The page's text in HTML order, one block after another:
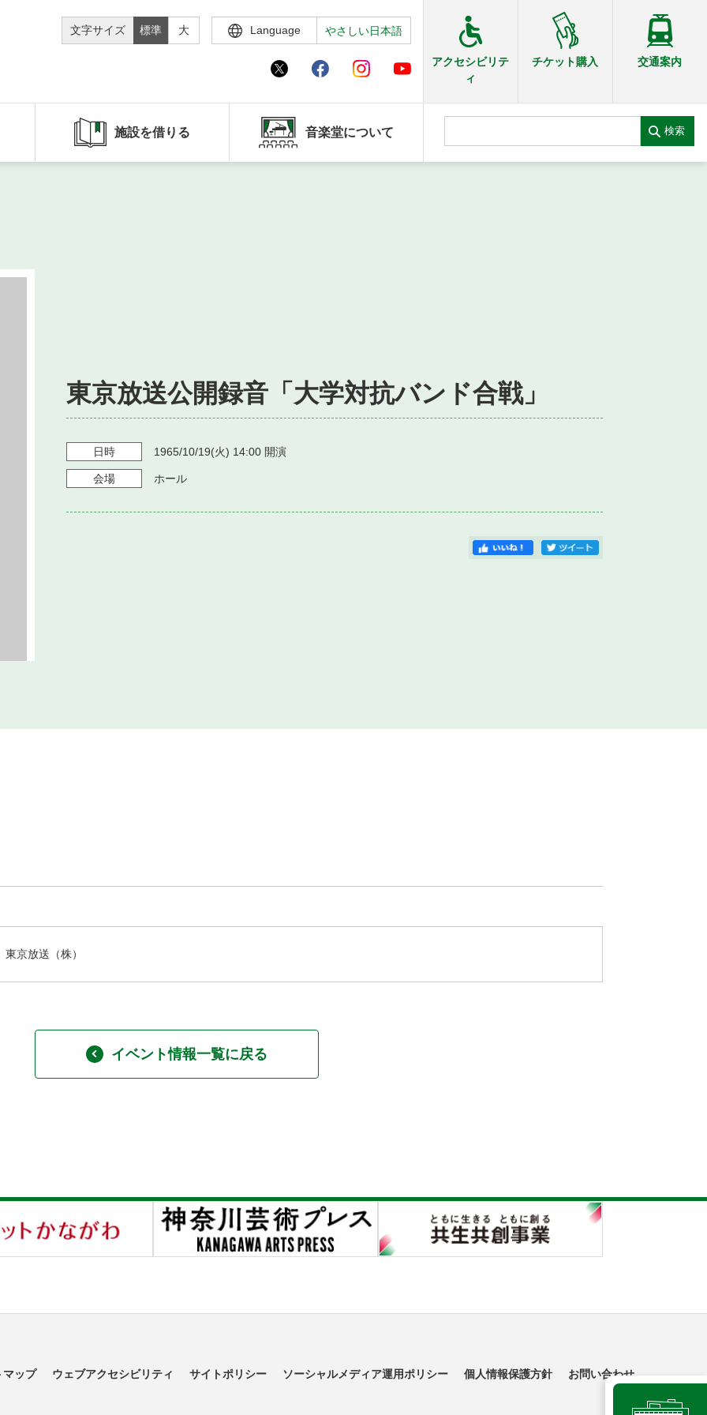
文字サイズ 標準 大 Language やさしい日本語
アクセシビリテ
ィ
チケット購入 交通案内
施設を借りる 音楽堂について 検索
東京放送公開録音「大学対抗バンド合戦」
日時 1965/10/19(火) 14:00 開演
会場 ホール
東京放送（株）
イベント情報一覧に戻る
マップ ウェブアクセシビリティ サイトポリシー ソーシャルメディア運用ポリシー 個人情報保護方針 お問い合わせ